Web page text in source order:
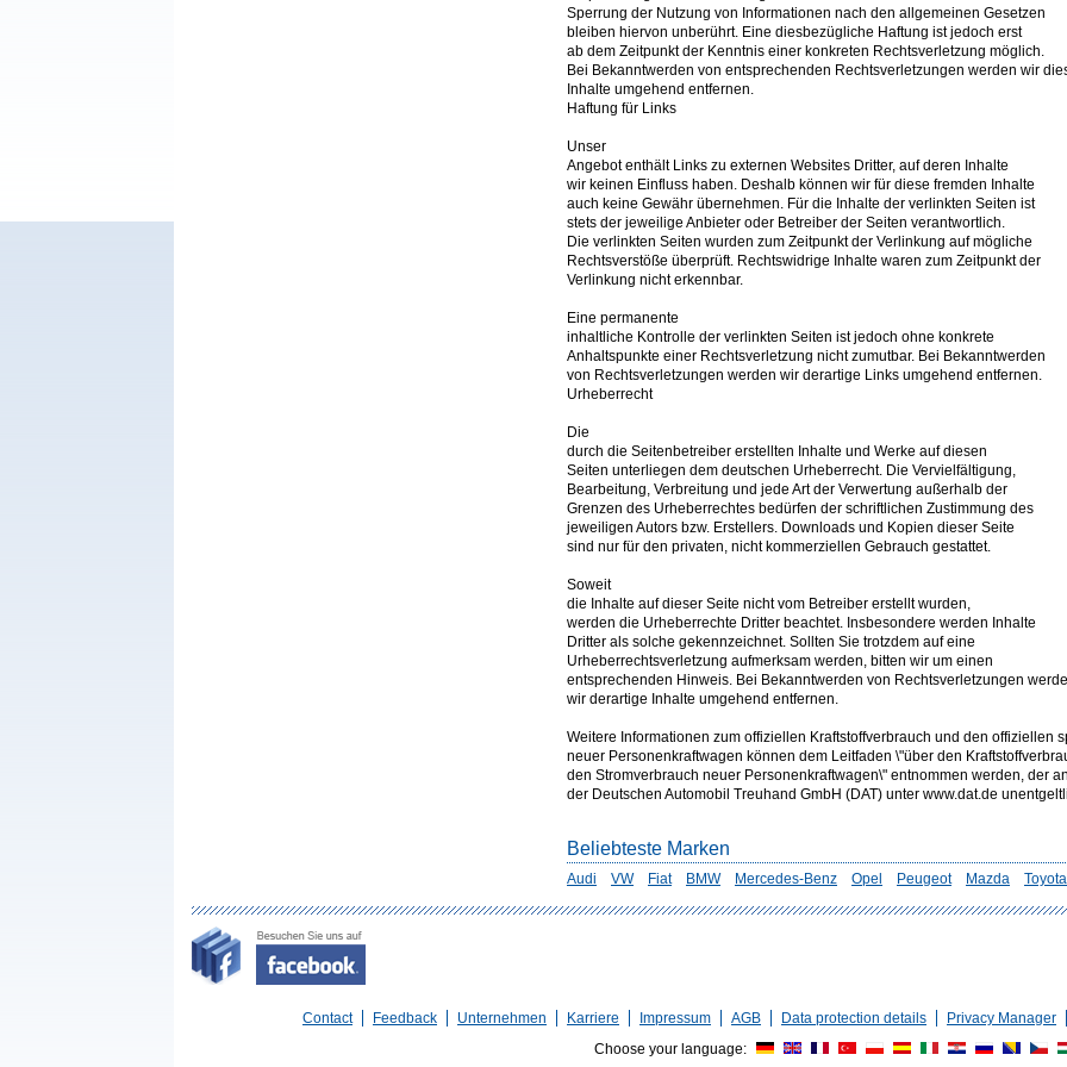
Sperrung der Nutzung von Informationen nach den allgemeinen Gesetzen
bleiben hiervon unberührt. Eine diesbezügliche Haftung ist jedoch erst
ab dem Zeitpunkt der Kenntnis einer konkreten Rechtsverletzung möglich.
Bei Bekanntwerden von entsprechenden Rechtsverletzungen werden wir
Inhalte umgehend entfernen.
Haftung für Links
Unser
Angebot enthält Links zu externen Websites Dritter, auf deren Inhalte
wir keinen Einfluss haben. Deshalb können wir für diese fremden Inhalte
auch keine Gewähr übernehmen. Für die Inhalte der verlinkten Seiten ist
stets der jeweilige Anbieter oder Betreiber der Seiten verantwortlich.
Die verlinkten Seiten wurden zum Zeitpunkt der Verlinkung auf mögliche
Rechtsverstöße überprüft. Rechtswidrige Inhalte waren zum Zeitpunkt der
Verlinkung nicht erkennbar.
Eine permanente
inhaltliche Kontrolle der verlinkten Seiten ist jedoch ohne konkrete
Anhaltspunkte einer Rechtsverletzung nicht zumutbar. Bei Bekanntwerden
von Rechtsverletzungen werden wir derartige Links umgehend entfernen.
Urheberrecht
Die
durch die Seitenbetreiber erstellten Inhalte und Werke auf diesen
Seiten unterliegen dem deutschen Urheberrecht. Die Vervielfältigung,
Bearbeitung, Verbreitung und jede Art der Verwertung außerhalb der
Grenzen des Urheberrechtes bedürfen der schriftlichen Zustimmung des
jeweiligen Autors bzw. Erstellers. Downloads und Kopien dieser Seite
sind nur für den privaten, nicht kommerziellen Gebrauch gestattet.
Soweit
die Inhalte auf dieser Seite nicht vom Betreiber erstellt wurden,
werden die Urheberrechte Dritter beachtet. Insbesondere werden Inhalte
Dritter als solche gekennzeichnet. Sollten Sie trotzdem auf eine
Urheberrechtsverletzung aufmerksam werden, bitten wir um einen
entsprechenden Hinweis. Bei Bekanntwerden von Rechtsverletzungen
wir derartige Inhalte umgehend entfernen.
Weitere Informationen zum offiziellen Kraftstoffverbrauch und den offiziellen
neuer Personenkraftwagen können dem Leitfaden \"über den
den Stromverbrauch neuer Personenkraftwagen\" entnommen werden, der
der Deutschen Automobil Treuhand GmbH (DAT) unter www.dat.de
Beliebteste Marken
Audi VW Fiat BMW Mercedes-Benz Opel Peugeot Mazda Toyota
Contact Feedback Unternehmen Karriere Impressum AGB Data protection details
Privacy Manager
Choose your language: